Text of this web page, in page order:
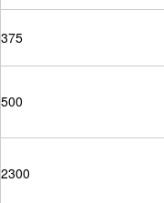
375
500
2300